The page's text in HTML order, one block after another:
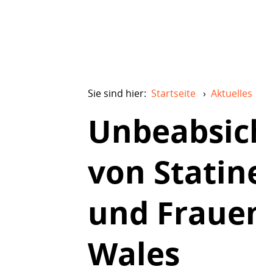
Sie sind hier: Startseite › Aktuelles
von
und
Wales